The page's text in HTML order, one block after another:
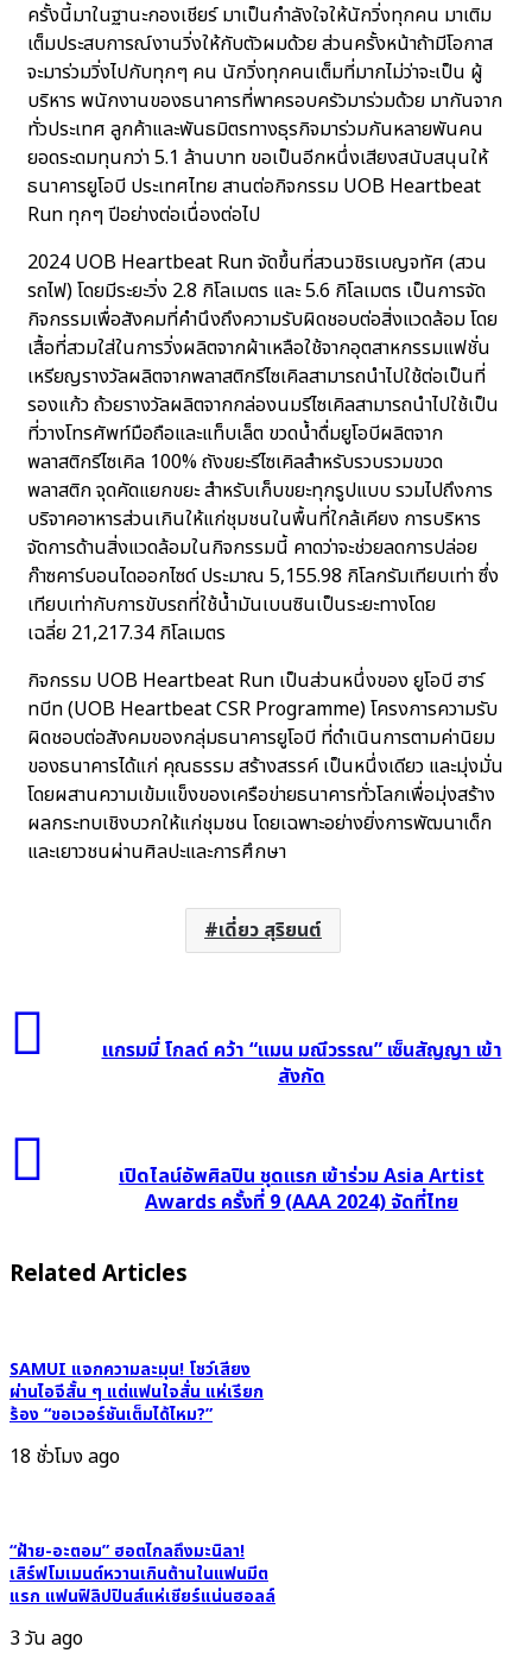
ครั้งนี้มาในฐานะกองเชียร์ มาเป็นกำลังใจให้นักวิ่งทุกคน มาเติม
เต็มประสบการณ์งานวิ่งให้กับตัวผมด้วย ส่วนครั้งหน้าถ้ามีโอกาส
จะมาร่วมวิ่งไปกับทุกๆ คน นักวิ่งทุกคนเต็มที่มากไม่ว่าจะเป็น ผู้
บริหาร พนักงานของธนาคารที่พาครอบครัวมาร่วมด้วย มากันจาก
ทั่วประเทศ ลูกค้าและพันธมิตรทางธุรกิจมาร่วมกันหลายพันคน
ยอดระดมทุนกว่า 5.1 ล้านบาท ขอเป็นอีกหนึ่งเสียงสนับสนุนให้
ธนาคารยูโอบี ประเทศไทย สานต่อกิจกรรม UOB Heartbeat
Run ทุกๆ ปีอย่างต่อเนื่องต่อไป
2024 UOB Heartbeat Run จัดขึ้นที่สวนวชิรเบญจทัศ (สวน
รถไฟ) โดยมีระยะวิ่ง 2.8 กิโลเมตร และ 5.6 กิโลเมตร เป็นการจัด
กิจกรรมเพื่อสังคมที่คำนึงถึงความรับผิดชอบต่อสิ่งแวดล้อม โดย
เสื้อที่สวมใส่ในการวิ่งผลิตจากผ้าเหลือใช้จากอุตสาหกรรมแฟชั่น
เหรียญรางวัลผลิตจากพลาสติกรีไซเคิลสามารถนำไปใช้ต่อเป็นที่
รองแก้ว ถ้วยรางวัลผลิตจากกล่องนมรีไซเคิลสามารถนำไปใช้เป็น
ที่วางโทรศัพท์มือถือและแท็บเล็ต ขวดน้ำดื่มยูโอบีผลิตจาก
พลาสติกรีไซเคิล 100% ถังขยะรีไซเคิลสำหรับรวบรวมขวด
พลาสติก จุดคัดแยกขยะ สำหรับเก็บขยะทุกรูปแบบ รวมไปถึงการ
บริจาคอาหารส่วนเกินให้แก่ชุมชนในพื้นที่ใกล้เคียง การบริหาร
จัดการด้านสิ่งแวดล้อมในกิจกรรมนี้ คาดว่าจะช่วยลดการปล่อย
ก๊าซคาร์บอนไดออกไซด์ ประมาณ 5,155.98 กิโลกรัมเทียบเท่า ซึ่ง
เทียบเท่ากับการขับรถที่ใช้น้ำมันเบนซินเป็นระยะทางโดย
เฉลี่ย 21,217.34 กิโลเมตร
กิจกรรม UOB Heartbeat Run เป็นส่วนหนึ่งของ ยูโอบี ฮาร์
ทบีท (UOB Heartbeat CSR Programme) โครงการความรับ
ผิดชอบต่อสังคมของกลุ่มธนาคารยูโอบี ที่ดำเนินการตามค่านิยม
ของธนาคารได้แก่ คุณธรรม สร้างสรรค์ เป็นหนึ่งเดียว และมุ่งมั่น
โดยผสานความเข้มแข็งของเครือข่ายธนาคารทั่วโลกเพื่อมุ่งสร้าง
ผลกระทบเชิงบวกให้แก่ชุมชน โดยเฉพาะอย่างยิ่งการพัฒนาเด็ก
และเยาวชนผ่านศิลปะและการศึกษา
เดี่ยว สุริยนต์
รม
“แมน
มณี
สัญญา
แกรมมี่ โกลด์ คว้า “แมน มณีวรรณ” เซ็นสัญญา เข้า
สังกัด
ไลน์
ชุด
แรก
Asia
Artist
Awards
ครั้ง
(AAA
2024)
จัด
เปิดไลน์อัพศิลปิน ชุดแรก เข้าร่วม Asia Artist
Awards ครั้งที่ 9 (AAA 2024) จัดที่ไทย
Related Articles
SAMUI แจกความละมุน! โชว์เสียง
ผ่านไอจีสั้น ๆ แต่แฟนใจสั่น แห่เรียก
ร้อง “ขอเวอร์ชันเต็มได้ไหม?”
18 ชั่วโมง ago
“ฝ้าย-อะตอม” ฮอตไกลถึงมะนิลา!
เสิร์ฟโมเมนต์หวานเกินต้านในแฟนมีต
แรก แฟนฟิลิปปินส์แห่เชียร์แน่นฮอลล์
3 วัน ago